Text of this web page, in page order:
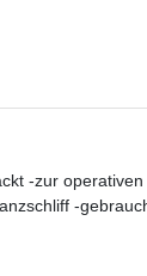
-zur
-